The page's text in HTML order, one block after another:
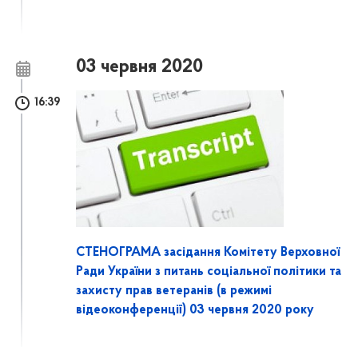
03 червня 2020
16:39
СТЕНОГРАМА засідання Комітету Верховної
Ради України з питань соціальної політики та
захисту прав ветеранів (в режимі
відеоконференції) 03 червня 2020 року